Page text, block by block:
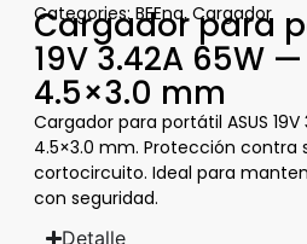
Categories:BEEna,Cargador
Cargador para
19V 3.42A 65W
4.5×3.0 mm
Cargador para portátil ASUS
4.5×3.0 mm. Protección contra
cortocircuito. Ideal para
con seguridad.
Detalle